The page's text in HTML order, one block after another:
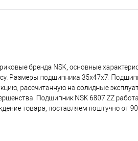
бренда NSK, основные
Размеры подшипника 35x47x7.
рассчитанную на солидные
Подшипник NSK 6807 ZZ
товара, поставляем поштучно от